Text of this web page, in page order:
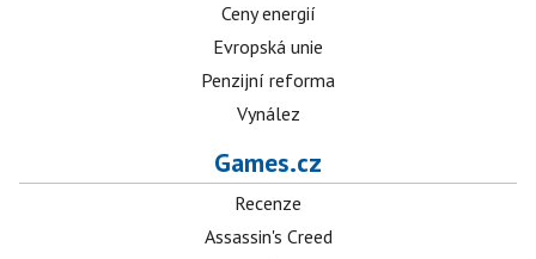
Ceny energií
Evropská unie
Penzijní reforma
Vynález
Games.cz
Recenze
Assassin's Creed